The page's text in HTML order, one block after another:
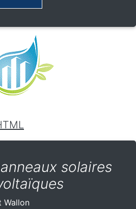
solaires
Wallon